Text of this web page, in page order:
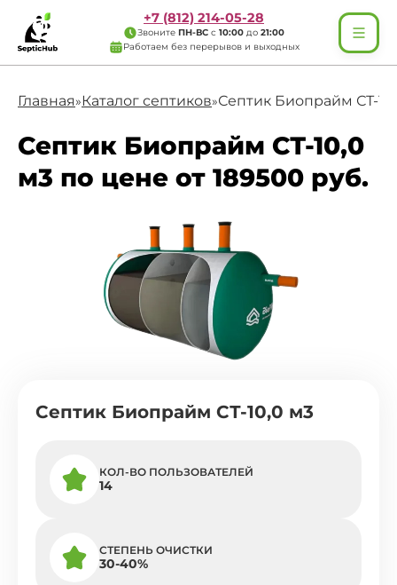
+7 (812) 214-05-28
Звоните ПН-ВС с 10:00 до 21:00
Работаем без перерывов и выходных
Главная»Каталог септиков»Септик Биопрайм СТ-
Септик Биопрайм СТ-10,0
м3 по цене от 189500 руб.
Септик Биопрайм СТ-10,0 м3
КОЛ-ВО ПОЛЬЗОВАТЕЛЕЙ
14
СТЕПЕНЬ ОЧИСТКИ
30-40%